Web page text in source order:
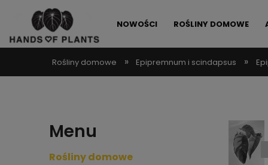
NOWOŚCI ROŚLINY DOMOWE
ALLEGRO LOKALNIE PROMOCJE
Rośliny domowe » Epipremnum i scindapsus »
Menu
Rośliny domowe